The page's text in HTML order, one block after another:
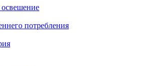
потребления